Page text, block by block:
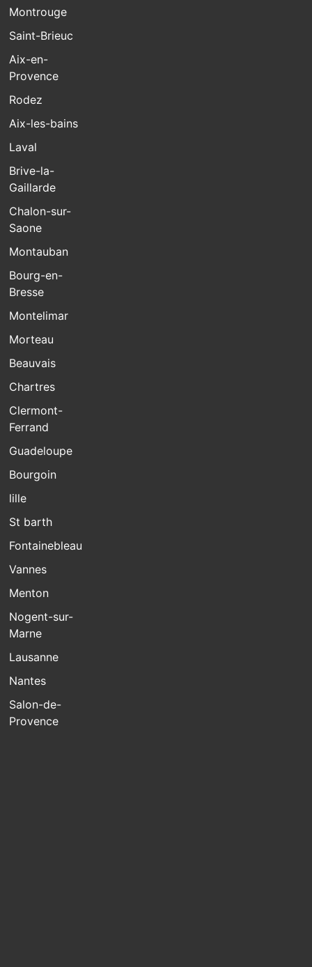
Montrouge
Saint-Brieuc
Aix-en-
Provence
Rodez
Aix-les-bains
Laval
Brive-la-
Gaillarde
Chalon-sur-
Saone
Montauban
Bourg-en-
Bresse
Montelimar
Morteau
Beauvais
Chartres
Clermont-
Ferrand
Guadeloupe
Bourgoin
lille
St barth
Fontainebleau
Vannes
Menton
Nogent-sur-
Marne
Lausanne
Nantes
Salon-de-
Provence